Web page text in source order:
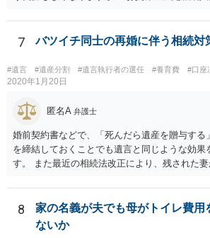
戸籍がどこにあるのかは関係ありません。 た
たことを知ってから３か月以内に家庭裁判所
7 バツイチ同士の再婚に伴う相続対
#遺言 #遺産分割 #遺言執行者の選任 #養育費 #口座
2020年1月20日
匿名A 弁護士
婚前契約書などで、「死んだら遺産を贈与する
を締結しておくことでも遺言と同じような効果
す。 また最近の相続法改正により、残された
で、その制度を活用する方法も考えられます。
視野に入れておられる場合は、お近くの弁護
弁護士にご相談なさるとよいでしょう。
8
家の名義が夫でも母がトイレ費用
ないか